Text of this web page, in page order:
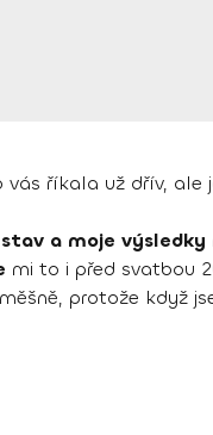
vás říkala už dřív, ale
a moje
mi to i před svatbou
protože když